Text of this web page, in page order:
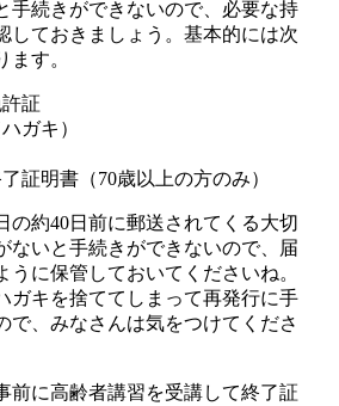
手続きができないので、必要な持
しておきましょう。基本的には次
ます。
証
ガキ）
証明書（70歳以上の方のみ）
の約40日前に郵送されてくる大切
ないと手続きができないので、届
うに保管しておいてくださいね。
ガキを捨ててしまって再発行に手
で、みなさんは気をつけてくださ
前に高齢者講習を受講して終了証